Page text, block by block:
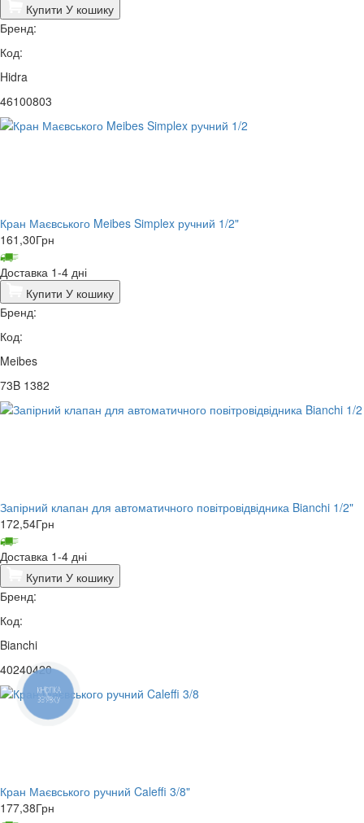
Купити У кошику
Бренд:
Код:
Hidra
46100803
Кран Маєвського Meibes Simplex ручний 1/2"
161,30Грн
Доставка 1-4 дні
Купити У кошику
Бренд:
Код:
Meibes
73B 1382
Запірний клапан для автоматичного повітровідвідника Bianchi 1/2"
172,54Грн
Доставка 1-4 дні
Купити У кошику
Бренд:
Код:
Bianchi
40240420
Кран Маєвського ручний Caleffi 3/8"
177,38Грн
КНОПКА
ЗВ'ЯЗКУ